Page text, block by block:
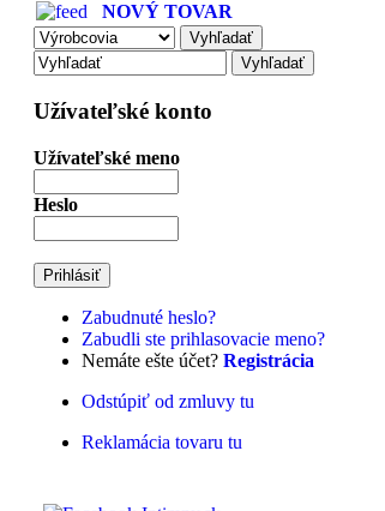
NOVÝ TOVAR
Užívateľské konto
Užívateľské meno
Heslo
Zabudnuté heslo?
Zabudli ste prihlasovacie meno?
Nemáte ešte účet? Registrácia
Odstúpiť od zmluvy tu
Reklamácia tovaru tu